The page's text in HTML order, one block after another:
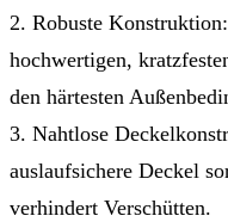
2. Robuste
hochwertigen,
den härtesten
3. Nahtlose
auslaufsichere Deckel
verhindert Verschütten.